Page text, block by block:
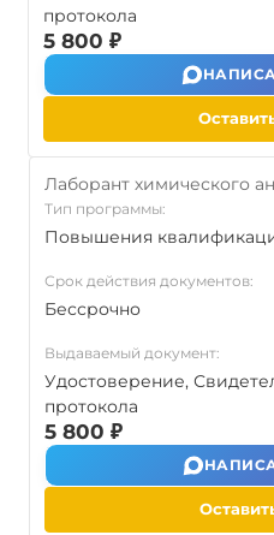
протокола
5 800 ₽
Лаборант химического
Тип программы:
Повышения
Срок действия документов:
Бессрочно
Выдаваемый документ:
Удостоверение,
протокола
5 800 ₽